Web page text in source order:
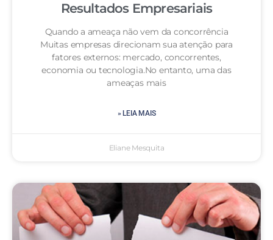
Resultados Empresariais
Quando a ameaça não vem da concorrência
Muitas empresas direcionam sua atenção para
fatores externos: mercado, concorrentes,
economia ou tecnologia.No entanto, uma das
ameaças mais
» LEIA MAIS
Eliane Mesquita